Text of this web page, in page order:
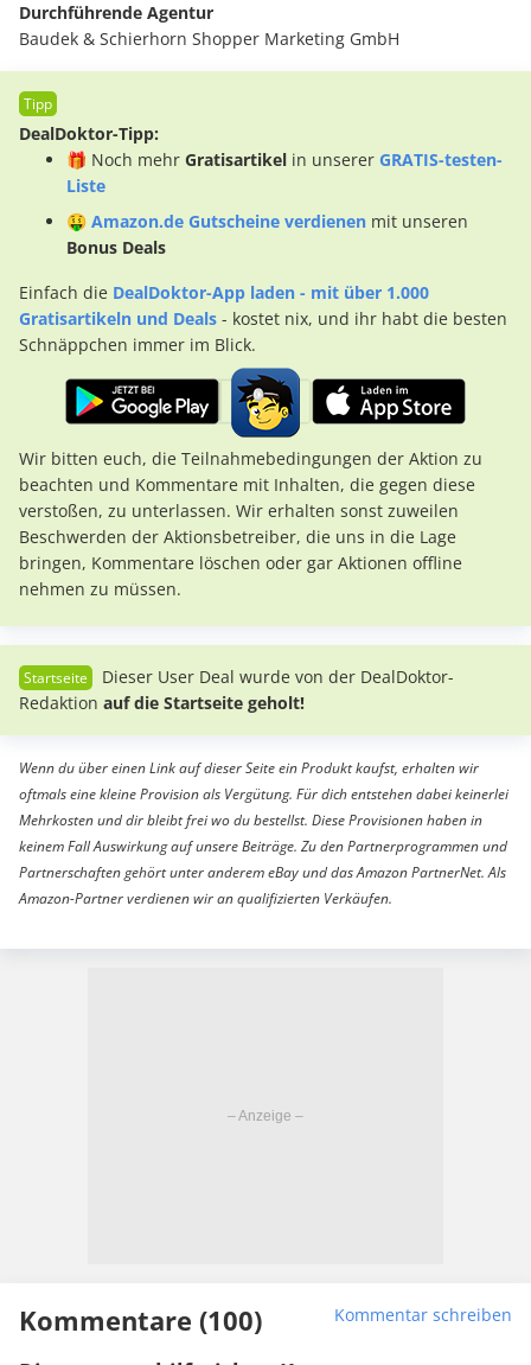
Durchführende Agentur
Baudek & Schierhorn Shopper Marketing GmbH
DealDoktor-Tipp:
🎁 Noch mehr Gratisartikel in unserer GRATIS-testen-
Liste
🤑 Amazon.de Gutscheine verdienen mit unseren
Bonus Deals
Einfach die DealDoktor-App laden - mit über 1.000
Gratisartikeln und Deals - kostet nix, und ihr habt die besten
Schnäppchen immer im Blick.
Wir bitten euch, die Teilnahmebedingungen der Aktion zu
beachten und Kommentare mit Inhalten, die gegen diese
verstoßen, zu unterlassen. Wir erhalten sonst zuweilen
Beschwerden der Aktionsbetreiber, die uns in die Lage
bringen, Kommentare löschen oder gar Aktionen offline
nehmen zu müssen.
Dieser User Deal wurde von der DealDoktor-
Redaktion auf die Startseite geholt!
Wenn du über einen Link auf dieser Seite ein Produkt kaufst, erhalten wir
oftmals eine kleine Provision als Vergütung. Für dich entstehen dabei keinerlei
Mehrkosten und dir bleibt frei wo du bestellst. Diese Provisionen haben in
keinem Fall Auswirkung auf unsere Beiträge. Zu den Partnerprogrammen und
Partnerschaften gehört unter anderem eBay und das Amazon PartnerNet. Als
Amazon-Partner verdienen wir an qualifizierten Verkäufen.
Kommentare (100) Kommentar schreiben